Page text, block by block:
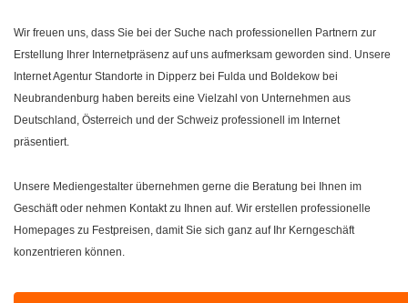
Wir freuen uns, dass Sie bei der Suche nach professionellen Partnern zur
Erstellung Ihrer Internetpräsenz auf uns aufmerksam geworden sind. Unsere
Internet Agentur Standorte in Dipperz bei Fulda und Boldekow bei
Neubrandenburg haben bereits eine Vielzahl von Unternehmen aus
Deutschland, Österreich und der Schweiz professionell im Internet
präsentiert.
Unsere Mediengestalter übernehmen gerne die Beratung bei Ihnen im
Geschäft oder nehmen Kontakt zu Ihnen auf. Wir erstellen professionelle
Homepages zu Festpreisen, damit Sie sich ganz auf Ihr Kerngeschäft
konzentrieren können.